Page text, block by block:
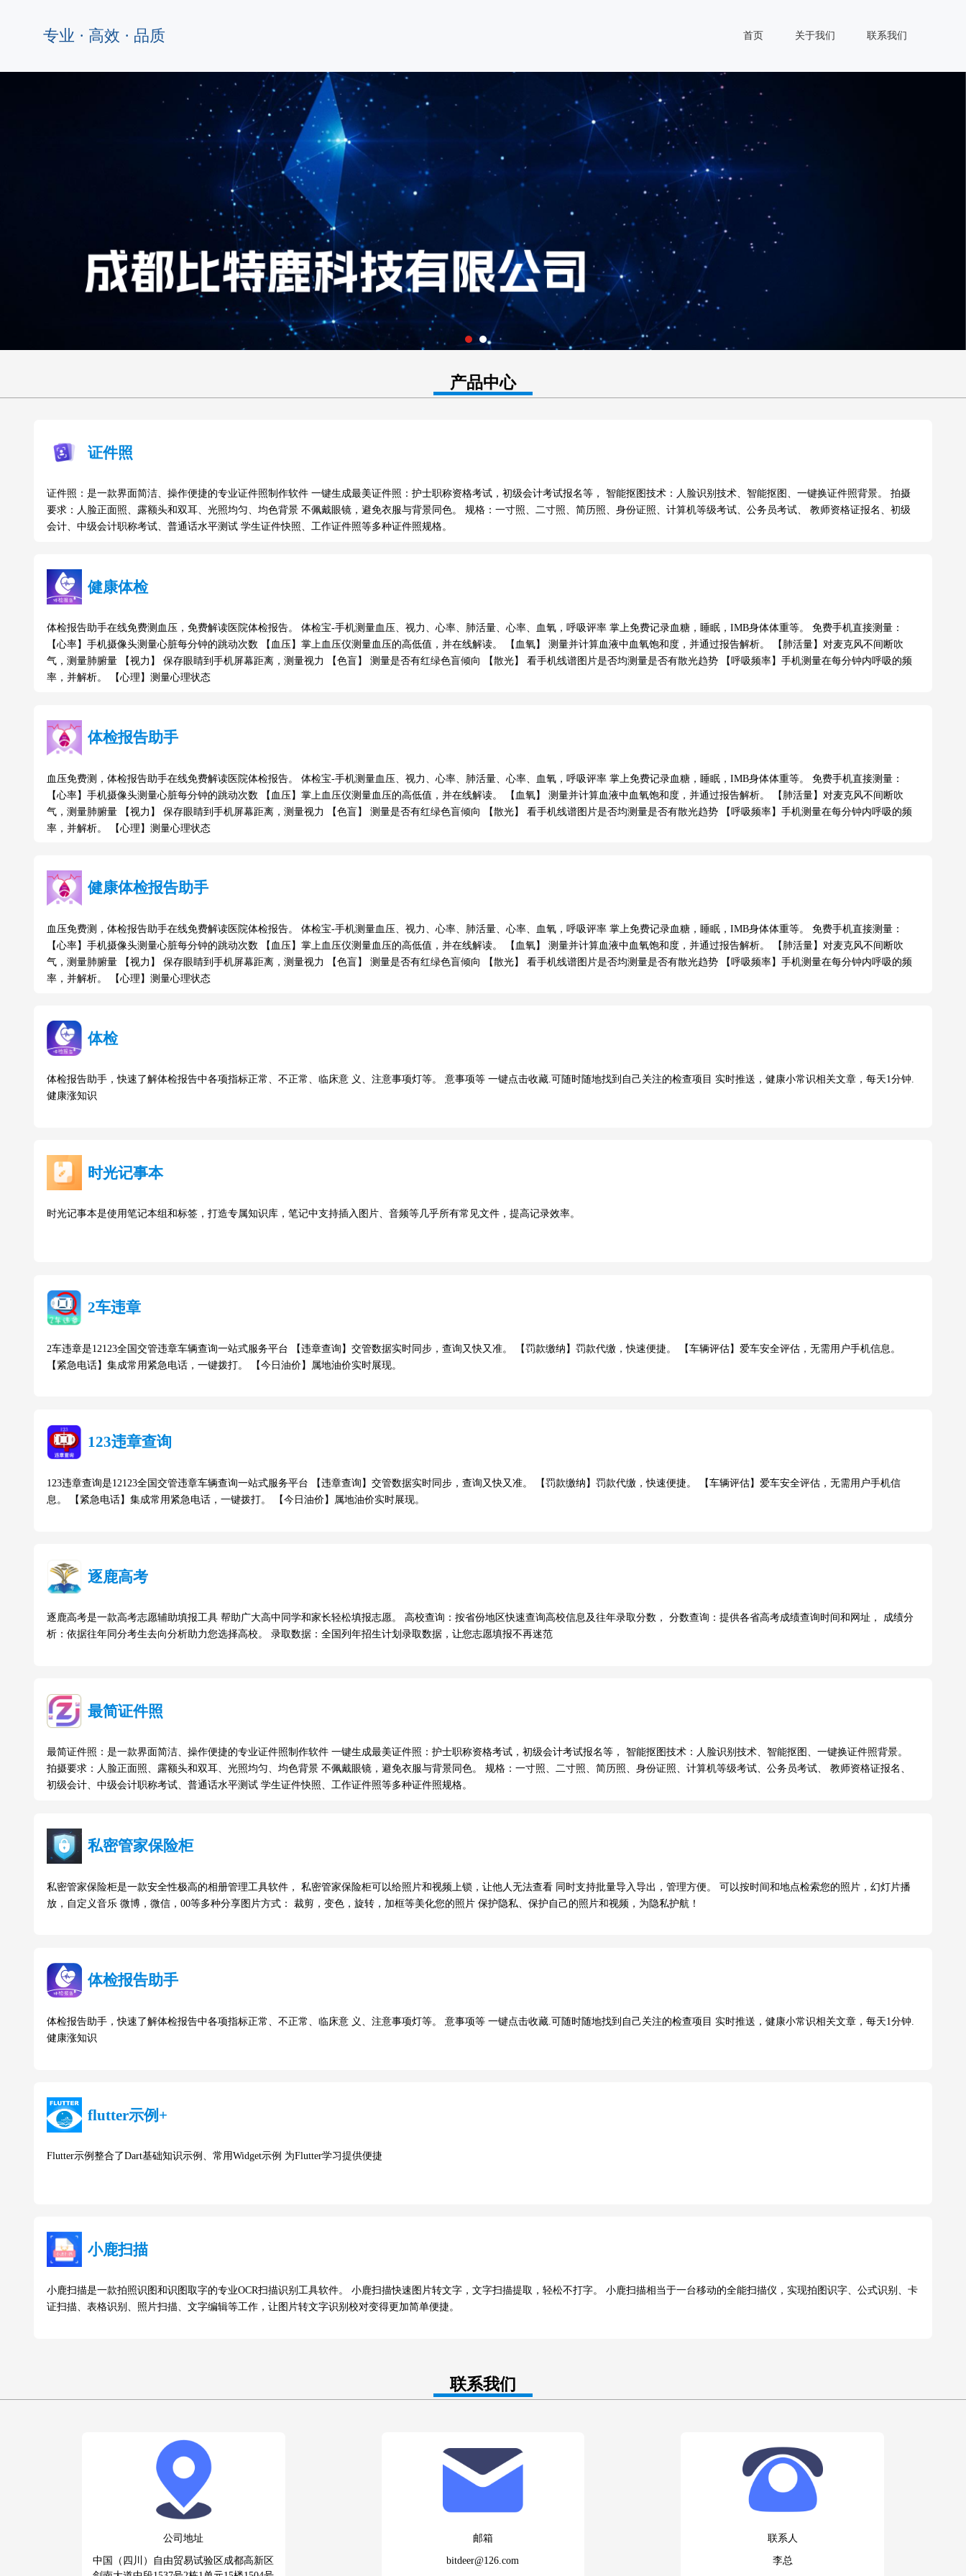
专业 · 高效 · 品质 首页 关于我们 联系我们
产品中心
证件照
证件照：是一款界面简洁、操作便捷的专业证件照制作软件 一键生成最美证件照：护士职称资格考试，初级会计考试报名等， 智能抠图技术：人脸识别技术、智能抠图、一键换证件照背景。 拍摄
要求：人脸正面照、露额头和双耳、光照均匀、均色背景 不佩戴眼镜，避免衣服与背景同色。 规格：一寸照、二寸照、简历照、身份证照、计算机等级考试、公务员考试、 教师资格证报名、初级
会计、中级会计职称考试、普通话水平测试 学生证件快照、工作证件照等多种证件照规格。
健康体检
体检报告助手在线免费测血压，免费解读医院体检报告。 体检宝-手机测量血压、视力、心率、肺活量、心率、血氧，呼吸评率 掌上免费记录血糖，睡眠，IMB身体体重等。 免费手机直接测量：
【心率】手机摄像头测量心脏每分钟的跳动次数 【血压】掌上血压仪测量血压的高低值，并在线解读。 【血氧】 测量并计算血液中血氧饱和度，并通过报告解析。 【肺活量】对麦克风不间断吹
气，测量肺腑量 【视力】 保存眼睛到手机屏幕距离，测量视力 【色盲】 测量是否有红绿色盲倾向 【散光】 看手机线谱图片是否均测量是否有散光趋势 【呼吸频率】手机测量在每分钟内呼吸的频
率，并解析。 【心理】测量心理状态
体检报告助手
血压免费测，体检报告助手在线免费解读医院体检报告。 体检宝-手机测量血压、视力、心率、肺活量、心率、血氧，呼吸评率 掌上免费记录血糖，睡眠，IMB身体体重等。 免费手机直接测量：
【心率】手机摄像头测量心脏每分钟的跳动次数 【血压】掌上血压仪测量血压的高低值，并在线解读。 【血氧】 测量并计算血液中血氧饱和度，并通过报告解析。 【肺活量】对麦克风不间断吹
气，测量肺腑量 【视力】 保存眼睛到手机屏幕距离，测量视力 【色盲】 测量是否有红绿色盲倾向 【散光】 看手机线谱图片是否均测量是否有散光趋势 【呼吸频率】手机测量在每分钟内呼吸的频
率，并解析。 【心理】测量心理状态
健康体检报告助手
血压免费测，体检报告助手在线免费解读医院体检报告。 体检宝-手机测量血压、视力、心率、肺活量、心率、血氧，呼吸评率 掌上免费记录血糖，睡眠，IMB身体体重等。 免费手机直接测量：
【心率】手机摄像头测量心脏每分钟的跳动次数 【血压】掌上血压仪测量血压的高低值，并在线解读。 【血氧】 测量并计算血液中血氧饱和度，并通过报告解析。 【肺活量】对麦克风不间断吹
气，测量肺腑量 【视力】 保存眼睛到手机屏幕距离，测量视力 【色盲】 测量是否有红绿色盲倾向 【散光】 看手机线谱图片是否均测量是否有散光趋势 【呼吸频率】手机测量在每分钟内呼吸的频
率，并解析。 【心理】测量心理状态
体检
体检报告助手，快速了解体检报告中各项指标正常、不正常、临床意 义、注意事项灯等。 意事项等 一键点击收藏.可随时随地找到自己关注的检查项目 实时推送，健康小常识相关文章，每天1分钟.
健康涨知识
时光记事本
时光记事本是使用笔记本组和标签，打造专属知识库，笔记中支持插入图片、音频等几乎所有常见文件，提高记录效率。
2车违章
2车违章是12123全国交管违章车辆查询一站式服务平台 【违章查询】交管数据实时同步，查询又快又准。 【罚款缴纳】罚款代缴，快速便捷。 【车辆评估】爱车安全评估，无需用户手机信息。
【紧急电话】集成常用紧急电话，一键拨打。 【今日油价】属地油价实时展现。
123违章查询
123违章查询是12123全国交管违章车辆查询一站式服务平台 【违章查询】交管数据实时同步，查询又快又准。 【罚款缴纳】罚款代缴，快速便捷。 【车辆评估】爱车安全评估，无需用户手机信
息。 【紧急电话】集成常用紧急电话，一键拨打。 【今日油价】属地油价实时展现。
逐鹿高考
逐鹿高考是一款高考志愿辅助填报工具 帮助广大高中同学和家长轻松填报志愿。 高校查询：按省份地区快速查询高校信息及往年录取分数， 分数查询：提供各省高考成绩查询时间和网址， 成绩分
析：依据往年同分考生去向分析助力您选择高校。 录取数据：全国列年招生计划录取数据，让您志愿填报不再迷范
最简证件照
最简证件照：是一款界面简洁、操作便捷的专业证件照制作软件 一键生成最美证件照：护士职称资格考试，初级会计考试报名等， 智能抠图技术：人脸识别技术、智能抠图、一键换证件照背景。
拍摄要求：人脸正面照、露额头和双耳、光照均匀、均色背景 不佩戴眼镜，避免衣服与背景同色。 规格：一寸照、二寸照、简历照、身份证照、计算机等级考试、公务员考试、 教师资格证报名、
初级会计、中级会计职称考试、普通话水平测试 学生证件快照、工作证件照等多种证件照规格。
私密管家保险柜
私密管家保险柜是一款安全性极高的相册管理工具软件， 私密管家保险柜可以给照片和视频上锁，让他人无法查看 同时支持批量导入导出，管理方便。 可以按时间和地点检索您的照片，幻灯片播
放，自定义音乐 微博，微信，00等多种分享图片方式： 裁剪，变色，旋转，加框等美化您的照片 保护隐私、保护自己的照片和视频，为隐私护航！
体检报告助手
体检报告助手，快速了解体检报告中各项指标正常、不正常、临床意 义、注意事项灯等。 意事项等 一键点击收藏.可随时随地找到自己关注的检查项目 实时推送，健康小常识相关文章，每天1分钟.
健康涨知识
flutter示例+
Flutter示例整合了Dart基础知识示例、常用Widget示例 为Flutter学习提供便捷
小鹿扫描
小鹿扫描是一款拍照识图和识图取字的专业OCR扫描识别工具软件。 小鹿扫描快速图片转文字，文字扫描提取，轻松不打字。 小鹿扫描相当于一台移动的全能扫描仪，实现拍图识字、公式识别、卡
证扫描、表格识别、照片扫描、文字编辑等工作，让图片转文字识别校对变得更加简单便捷。
联系我们
公司地址
中国（四川）自由贸易试验区成都高新区
邮箱
bitdeer@126.com
联系人
李总